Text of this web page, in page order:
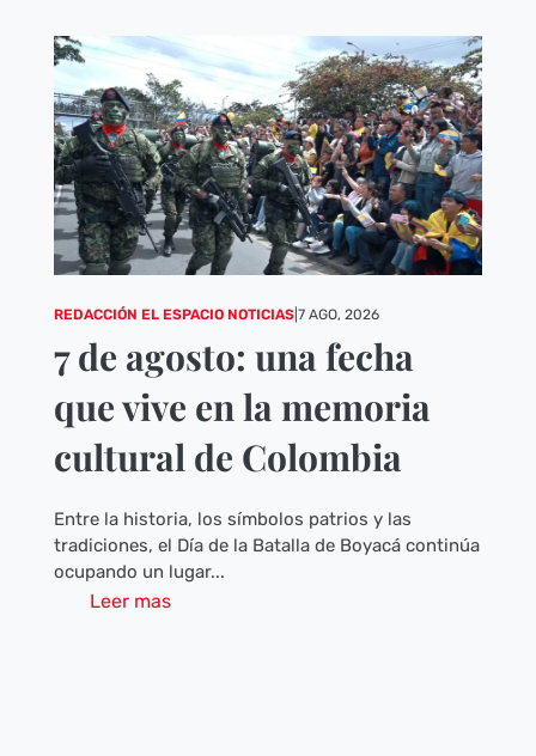
REDACCIÓN EL ESPACIO NOTICIAS| 7 AGO, 2026
7 de agosto: una fecha
que vive en la memoria
cultural de Colombia
Entre la historia, los símbolos patrios y las
tradiciones, el Día de la Batalla de Boyacá continúa
ocupando un lugar...
Leer mas